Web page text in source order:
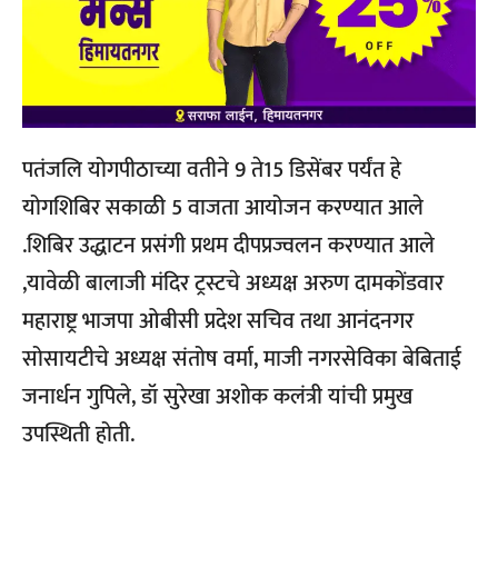
पतंजलि योगपीठाच्या वतीने 9 ते15 डिसेंबर पर्यंत हे
योगशिबिर सकाळी 5 वाजता आयोजन करण्यात आले
.शिबिर उद्धाटन प्रसंगी प्रथम दीपप्रज्वलन करण्यात आले
,यावेळी बालाजी मंदिर ट्रस्टचे अध्यक्ष अरुण दामकोंडवार
महाराष्ट्र भाजपा ओबीसी प्रदेश सचिव तथा आनंदनगर
सोसायटीचे अध्यक्ष संतोष वर्मा, माजी नगरसेविका बेबिताई
जनार्धन गुपिले, डॉ सुरेखा अशोक कलंत्री यांची प्रमुख
उपस्थिती होती.